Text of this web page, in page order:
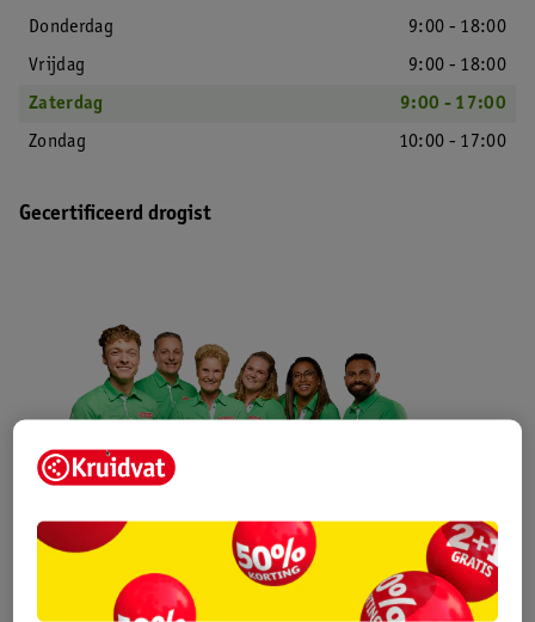
Donderdag
9:00 - 18:00
Vrijdag
9:00 - 18:00
Zaterdag
9:00 - 17:00
Zondag
10:00 - 17:00
Gecertificeerd drogist
Kruidvat is een erkend specialist in